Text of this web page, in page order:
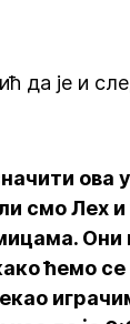
да је и
ова
смо Лех и
Они
ћемо